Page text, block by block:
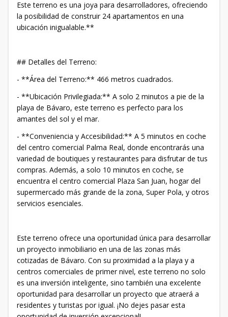
Este terreno es una joya para desarrolladores, ofreciendo
la posibilidad de construir 24 apartamentos en una
ubicación inigualable.**
## Detalles del Terreno:
- **Área del Terreno:** 466 metros cuadrados.
- **Ubicación Privilegiada:** A solo 2 minutos a pie de la
playa de Bávaro, este terreno es perfecto para los
amantes del sol y el mar.
- **Conveniencia y Accesibilidad:** A 5 minutos en coche
del centro comercial Palma Real, donde encontrarás una
variedad de boutiques y restaurantes para disfrutar de tus
compras. Además, a solo 10 minutos en coche, se
encuentra el centro comercial Plaza San Juan, hogar del
supermercado más grande de la zona, Super Pola, y otros
servicios esenciales.
Este terreno ofrece una oportunidad única para desarrollar
un proyecto inmobiliario en una de las zonas más
cotizadas de Bávaro. Con su proximidad a la playa y a
centros comerciales de primer nivel, este terreno no solo
es una inversión inteligente, sino también una excelente
oportunidad para desarrollar un proyecto que atraerá a
residentes y turistas por igual. ¡No dejes pasar esta